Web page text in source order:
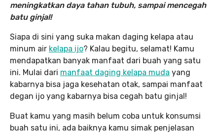
meningkatkan daya tahan tubuh, sampai mencegah
batu ginjal!
Siapa di sini yang suka makan daging kelapa atau
minum air kelapa ijo? Kalau begitu, selamat! Kamu
mendapatkan banyak manfaat dari buah yang satu
ini. Mulai dari manfaat daging kelapa muda yang
kabarnya bisa jaga kesehatan otak, sampai manfaat
degan ijo yang kabarnya bisa cegah batu ginjal!
Buat kamu yang masih belum coba untuk konsumsi
buah satu ini, ada baiknya kamu simak penjelasan